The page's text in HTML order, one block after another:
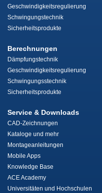
Geschwindigkeitsregulierung
Schwingungstechnik
Sicherheitsprodukte
Berechnungen
Dämpfungstechnik
Geschwindigkeitsregulierung
Schwingungsstechnik
Sicherheitsprodukte
Service & Downloads
CAD-Zeichnungen
Kataloge und mehr
Montageanleitungen
Mobile Apps
Knowledge Base
ACE Academy
Universitäten und Hochschulen